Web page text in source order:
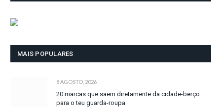
MAIS POPULARES
8 AGOSTO, 2026
20 marcas que saem diretamente da cidade-berço
para o teu guarda-roupa